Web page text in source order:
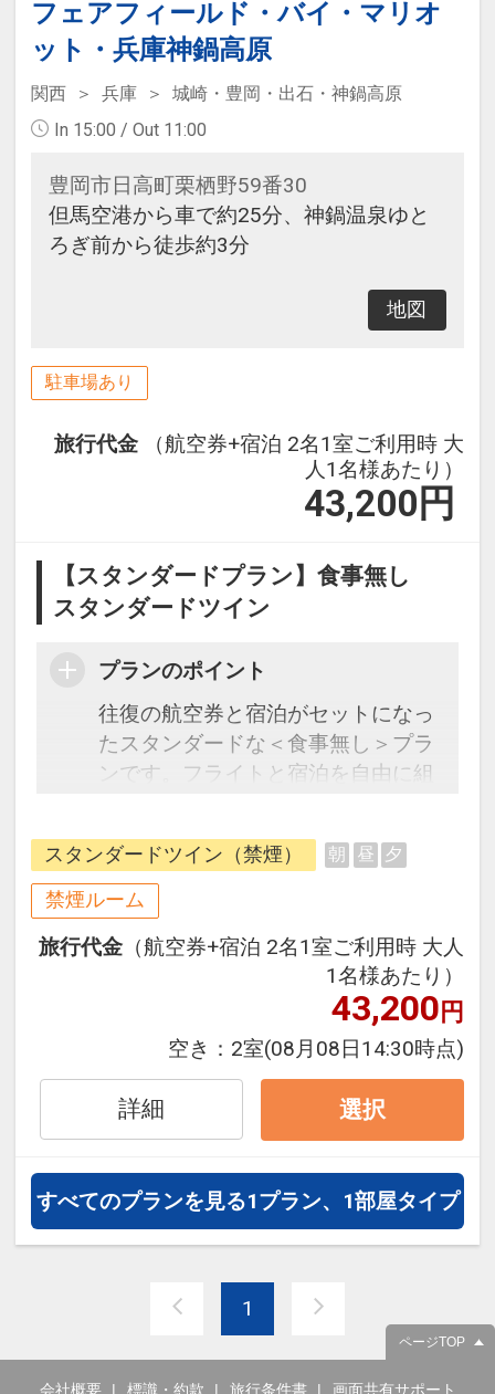
フェアフィールド・バイ・マリオ
ット・兵庫神鍋高原
関西 兵庫
城崎・豊岡・出石・神鍋高原
In 15:00 / Out 11:00
豊岡市日高町栗栖野59番30
但馬空港から車で約25分、神鍋温泉ゆと
ろぎ前から徒歩約3分
地図
駐車場あり
旅行代金
（航空券+宿泊 2名1室ご利用時 大
人1名様あたり）
43,200 円
【スタンダードプラン】食事無し
スタンダードツイン
プランのポイント
往復の航空券と宿泊がセットになっ
たスタンダードな＜食事無し＞プラ
ンです。フライトと宿泊を自由に組
ージだから、一都市滞在はもちろん
周遊旅行にも最適！
旅行期間中の1泊だけの宿泊や延
泊・飛び泊なども自由自在です。
フライトは、安心のJAL（または
JALグループ）確約！フライトマイ
オプションでレンタカーや現地交
約）が可能なプランもございます。
スタンダードツイン（禁煙） 朝 昼 夕
禁煙ルーム
旅行代金 （航空券+宿泊 2名1室ご利用時 大人
1名様あたり）
43,200円
空き： 2室(08月08日14:30時点)
詳細 選択
すべてのプランを見る1プラン、1部屋タイプ
1
ページTOP
会社概要 標識・約款 旅行条件書 画面共有サポート